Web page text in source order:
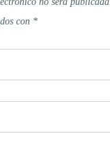
con *